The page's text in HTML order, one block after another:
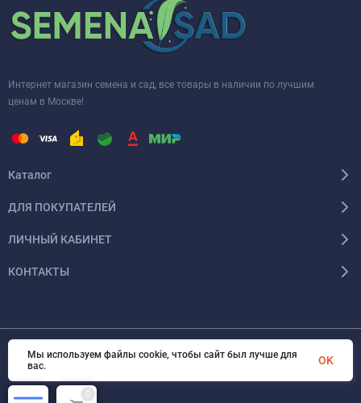
Интернет магазин семена и сад, все товары в наличии по лучшим
ценам в Москве!
Каталог
ДЛЯ ПОКУПАТЕЛЕЙ
ЛИЧНЫЙ КАБИНЕТ
КОНТАКТЫ
© 2026 InSale. Все права защищены
0
Мы используем файлы cookie, чтобы сайт был лучше для
вас.
OK